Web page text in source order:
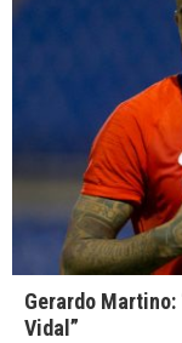
Gerardo
Vidal”